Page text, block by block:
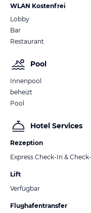
WLAN Kostenfrei
Lobby
Bar
Restaurant
Pool
Innenpool
beheizt
Pool
Hotel Services
Rezeption
Express Check-In &
Lift
Verfügbar
Flughafentransfer